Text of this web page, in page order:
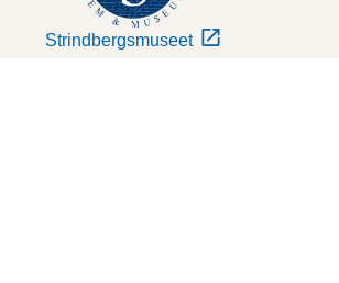
Strindbergsmuseet